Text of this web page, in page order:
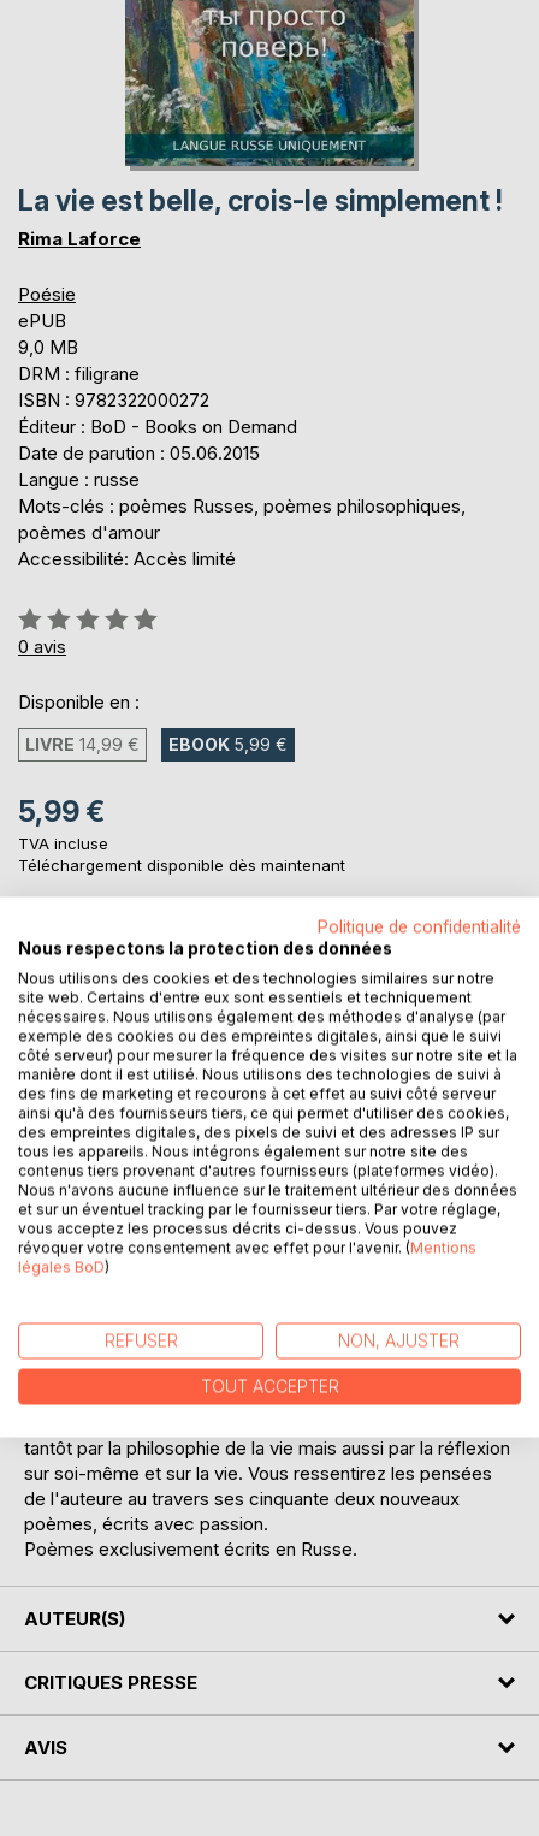
La vie est belle, crois-le simplement !
Rima Laforce
Poésie
ePUB
9,0 MB
DRM : filigrane
ISBN : 9782322000272
Éditeur : BoD - Books on Demand
Date de parution : 05.06.2015
Langue : russe
Mots-clés : poèmes Russes, poèmes philosophiques,
poèmes d'amour
Accessibilité: Accès limité
Évaluation:
0%
0 avis
Disponible en :
LIVRE 14,99 € EBOOK 5,99 €
5,99 €
TVA incluse
Téléchargement disponible dès maintenant
AJOUTER AU PANIER
Ajouter à ma liste d'envies
Laisser un avis
DESCRIPTION
vivaient... », « être uni avec la nature », « remplissez les
cœurs d'amour, aimez ! » et « soyez vous-même »,
l'auteure de poèmes Russes Rima Laforce revient avec ce
sixième ouvrage. Mélange des différents thèmes des livres
tantôt par la philosophie de la vie mais aussi par la réflexion
sur soi-même et sur la vie. Vous ressentirez les pensées
de l'auteure au travers ses cinquante deux nouveaux
poèmes, écrits avec passion.
Poèmes exclusivement écrits en Russe.
AUTEUR(S)
CRITIQUES PRESSE
AVIS
Politique de confidentialité
Nous respectons la protection des données
Nous utilisons des cookies et des technologies similaires sur notre
site web. Certains d'entre eux sont essentiels et techniquement
nécessaires. Nous utilisons également des méthodes d'analyse (par
exemple des cookies ou des empreintes digitales, ainsi que le suivi
côté serveur) pour mesurer la fréquence des visites sur notre site et la
manière dont il est utilisé. Nous utilisons des technologies de suivi à
des fins de marketing et recourons à cet effet au suivi côté serveur
ainsi qu'à des fournisseurs tiers, ce qui permet d'utiliser des cookies,
des empreintes digitales, des pixels de suivi et des adresses IP sur
tous les appareils. Nous intégrons également sur notre site des
contenus tiers provenant d'autres fournisseurs (plateformes vidéo).
Nous n'avons aucune influence sur le traitement ultérieur des données
et sur un éventuel tracking par le fournisseur tiers. Par votre réglage,
vous acceptez les processus décrits ci-dessus. Vous pouvez
révoquer votre consentement avec effet pour l'avenir. (Mentions
légales BoD)
REFUSER NON, AJUSTER
TOUT ACCEPTER